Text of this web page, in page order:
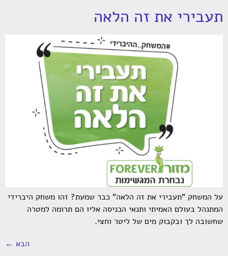
תעבירי את זה הלאה
על המשחק "תעבירי את זה הלאה" כבר שמעת? זהו משחק היברידי
המתנהל בעולם האמיתי ותנאי הכניסה אליו הם תרומה למטרה
שחשובה לך ובקבוק מים של ליטר וחצי.
הבא ←